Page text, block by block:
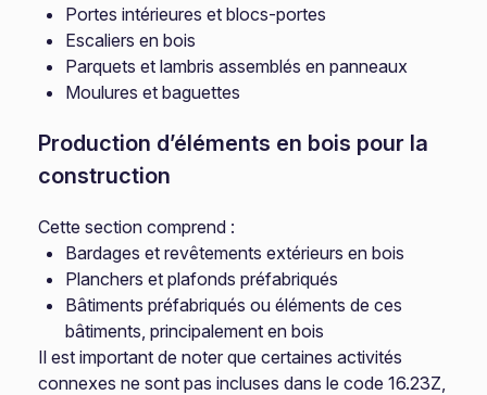
Portes intérieures et blocs-portes
Escaliers en bois
Parquets et lambris assemblés en panneaux
Moulures et baguettes
Production d’éléments en bois pour la
construction
Cette section comprend :
Bardages et revêtements extérieurs en bois
Planchers et plafonds préfabriqués
Bâtiments préfabriqués ou éléments de ces
bâtiments, principalement en bois
Il est important de noter que certaines activités
connexes ne sont pas incluses dans le code 16.23Z,